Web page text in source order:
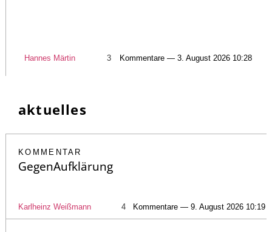
Hannes Märtin 3 Kommentare — 3. August 2026 10:28
aktuelles
KOMMENTAR
GegenAufklärung
Karlheinz Weißmann 4 Kommentare — 9. August 2026 10:19